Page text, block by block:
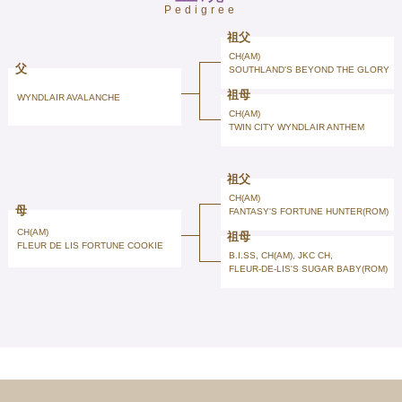
Pedigree
父
WYNDLAIR AVALANCHE
祖父
CH(AM)
SOUTHLAND'S BEYOND THE GLORY
祖母
CH(AM)
TWIN CITY WYNDLAIR ANTHEM
母
CH(AM)
FLEUR DE LIS FORTUNE COOKIE
祖父
CH(AM)
FANTASY'S FORTUNE HUNTER(ROM)
祖母
B.I.SS, CH(AM), JKC CH,
FLEUR-DE-LIS'S SUGAR BABY(ROM)